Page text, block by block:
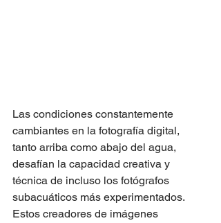
Las condiciones constantemente
cambiantes en la fotografía digital,
tanto arriba como abajo del agua,
desafían la capacidad creativa y
técnica de incluso los fotógrafos
subacuáticos más experimentados.
Estos creadores de imágenes